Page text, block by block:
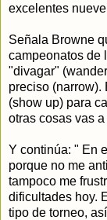
excelentes
Señala Browne
campeonatos de
"divagar"
preciso (narrow).
(show up) para
otras cosas vas
Y continúa: " En
porque no me
tampoco me
dificultades hoy.
tipo de torneo,